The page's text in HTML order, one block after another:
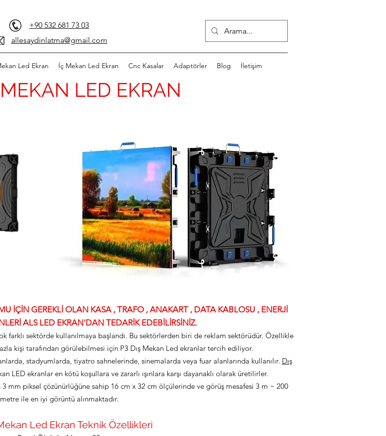
+90 532 681 73 03
allesaydinlatma@gmail.com
Led Ekran İç Mekan Led Ekran Cnc Kasalar Adaptörler Blog İletişim
LED EKRAN
İÇİN GEREKLİ OLAN KASA , TRAFO , ANAKART , DATA KABLOSU , ENERJİ
ALS LED EKRAN'DAN TEDARİK EDEBİLİRSİNİZ.
farklı sektörde kullanılmaya başlandı. Bu sektörlerden biri de reklam sektörüdür. Özellikle
kişi tarafından görülebilmesi için P3 Dış Mekan Led ekranlar tercih ediliyor.
stadyumlarda, tiyatro sahnelerinde, sinemalarda veya fuar alanlarında kullanılır. Dış
LED ekranlar en kötü koşullara ve zararlı ışınlara karşı dayanaklı olarak üretilirler.
mm piksel çözünürlüğüne sahip 16 cm x 32 cm ölçülerinde ve görüş mesafesi 3 m ~ 200
metre ile en iyi görüntü alınmaktadır.
Led Ekran Teknik Özellikleri